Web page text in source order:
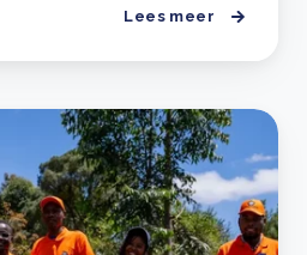
Lees meer